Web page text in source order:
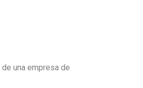
una empresa de